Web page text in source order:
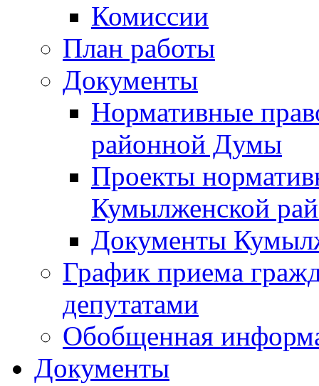
Комиссии
План работы
Документы
Нормативные
районной Думы
Проекты
Кумылженской
Документы
График приема
депутатами
Обобщенная
Документы